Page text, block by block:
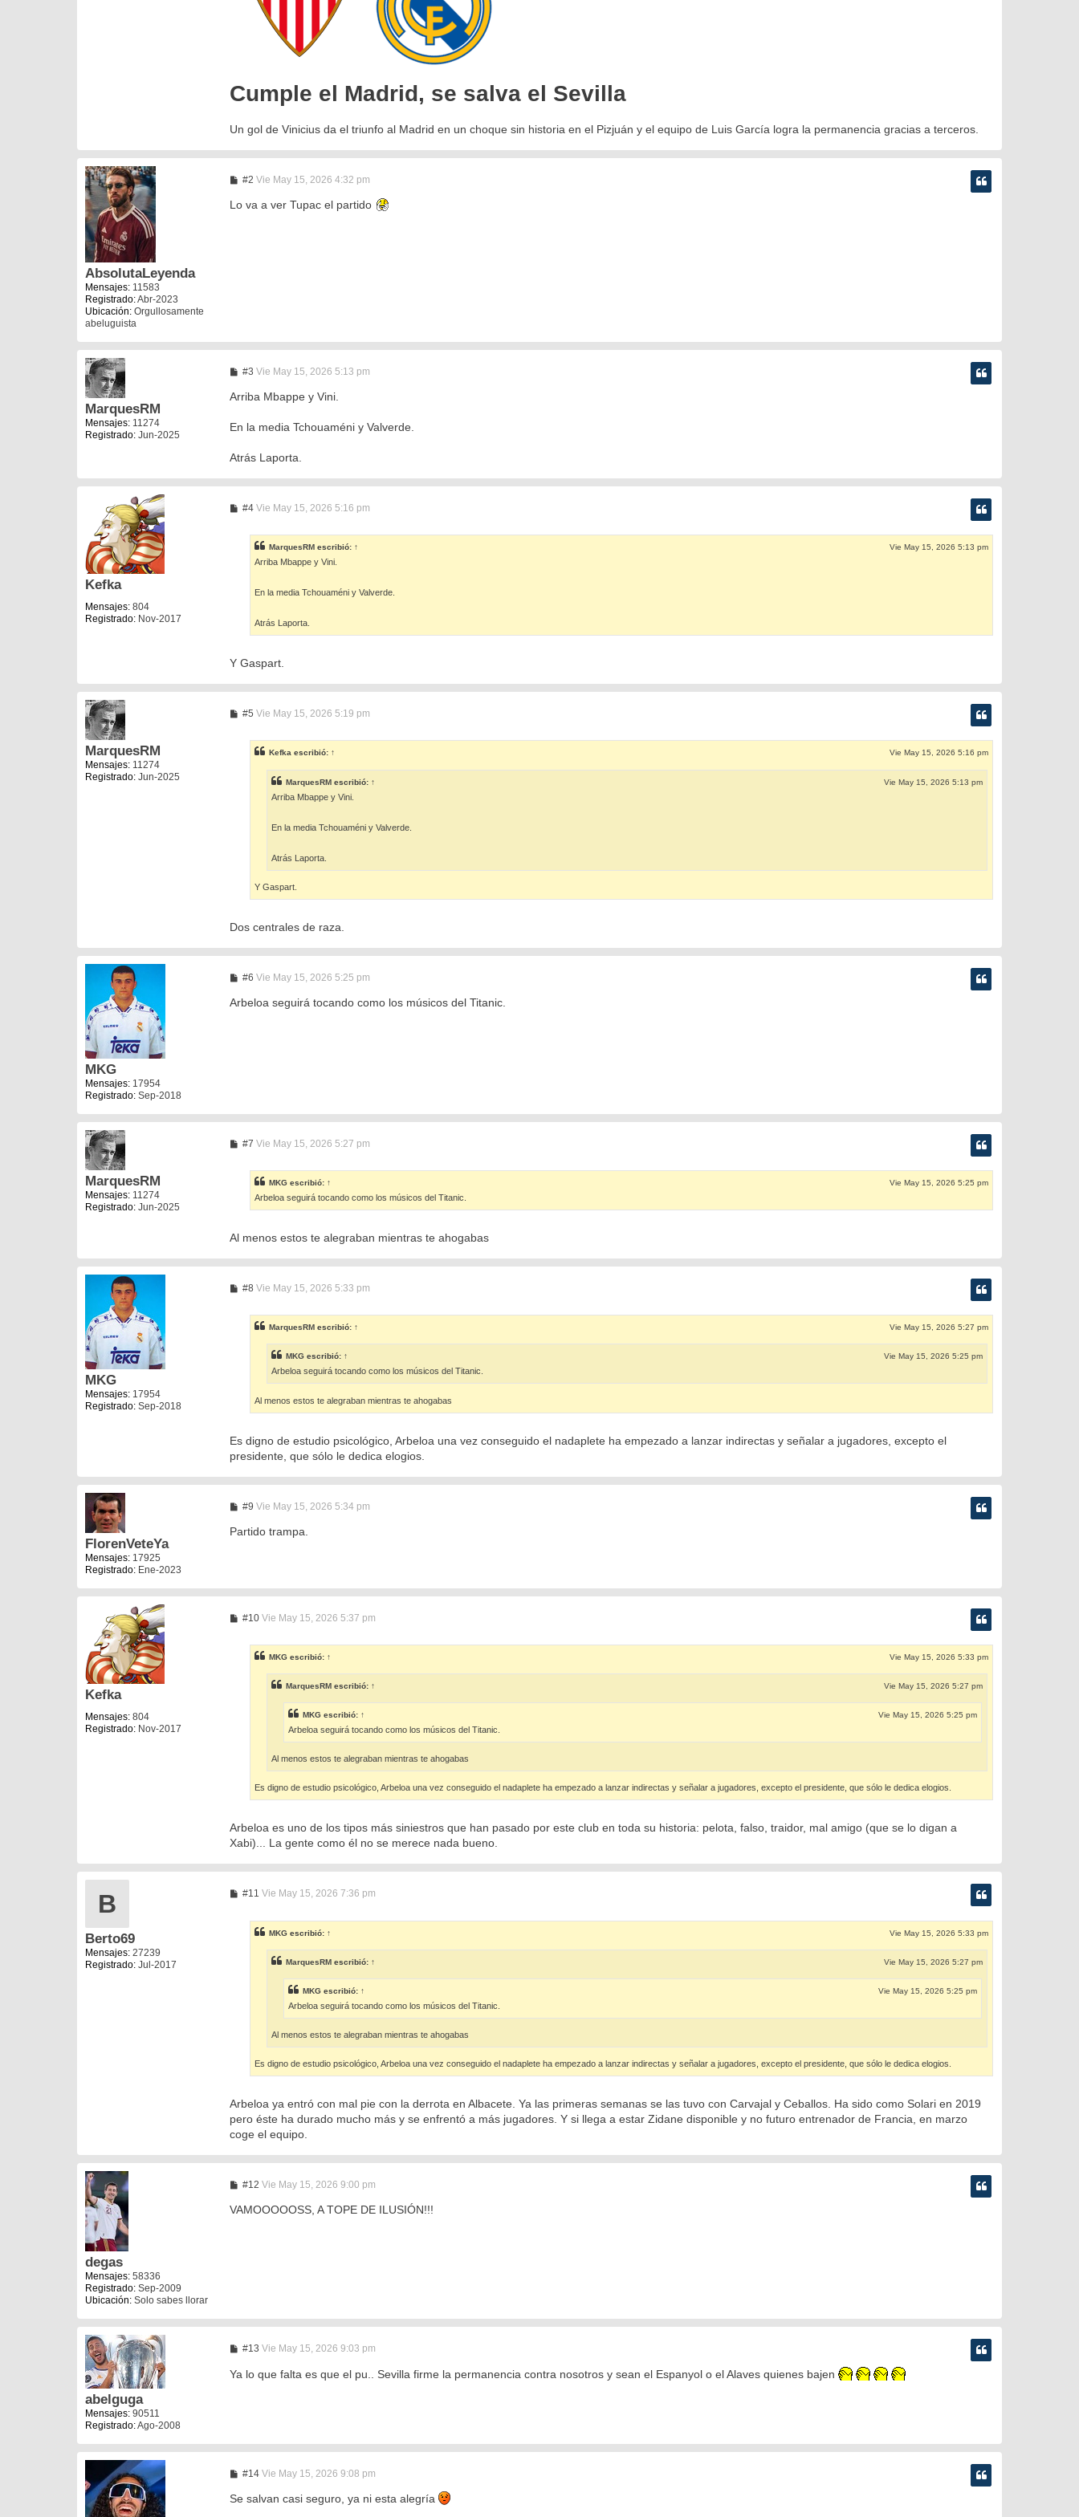
Cumple el Madrid, se salva el Sevilla
Un gol de Vinicius da el triunfo al Madrid en un choque sin historia en el Pizjuán y el equipo de Luis García logra la permanencia gracias a terceros.
AbsolutaLeyenda
Mensajes: 11583
Registrado:Abr-2023
Ubicación: Orgullosamente
abeluguista
#2M
n
Vie May 15, 2026 4:32 pm
Lo va a ver Tupac el partido
MarquesRM
Mensajes: 11274
Registrado: Jun-2025
#3M
n
j
Vie May 15, 2026 5:13 pm
Arriba Mbappe y Vini.
En la media Tchouaméni y Valverde.
Atrás Laporta.
Kefka
Mensajes: 804
Registrado: Nov-2017
#4M
s
a
j
Vie May 15, 2026 5:16 pm
MarquesRM escribió: ↑ Vie May 15, 2026 5:13 pm
Arriba Mbappe y Vini.
En la media Tchouaméni y Valverde.
Atrás Laporta.
Y Gaspart.
MarquesRM
Mensajes: 11274
Registrado: Jun-2025
#5M
s
a
Vie May 15, 2026 5:19 pm
Kefka escribió: ↑ Vie May 15, 2026 5:16 pm
MarquesRM escribió: ↑ Vie May 15, 2026 5:13 pm
Arriba Mbappe y Vini.
En la media Tchouaméni y Valverde.
Atrás Laporta.
Y Gaspart.
Dos centrales de raza.
MKG
Mensajes: 17954
Registrado: Sep-2018
#6M
n
s
Vie May 15, 2026 5:25 pm
Arbeloa seguirá tocando como los músicos del Titanic.
MarquesRM
Mensajes: 11274
Registrado: Jun-2025
#7M
s
a
j
e
Vie May 15, 2026 5:27 pm
MKG escribió: ↑ Vie May 15, 2026 5:25 pm
Arbeloa seguirá tocando como los músicos del Titanic.
Al menos estos te alegraban mientras te ahogabas
MKG
Mensajes: 17954
Registrado: Sep-2018
#8M
s
a
Vie May 15, 2026 5:33 pm
MarquesRM escribió: ↑ Vie May 15, 2026 5:27 pm
MKG escribió: ↑ Vie May 15, 2026 5:25 pm
Arbeloa seguirá tocando como los músicos del Titanic.
Al menos estos te alegraban mientras te ahogabas
Es digno de estudio psicológico, Arbeloa una vez conseguido el nadaplete ha empezado a lanzar indirectas y señalar a jugadores, excepto el
presidente, que sólo le dedica elogios.
FlorenVeteYa
Mensajes: 17925
Registrado: Ene-2023
#9M
n
s
Vie May 15, 2026 5:34 pm
Partido trampa.
Kefka
Mensajes: 804
Registrado: Nov-2017
#10M
s
a
Vie May 15, 2026 5:37 pm
MKG escribió: ↑ Vie May 15, 2026 5:33 pm
MarquesRM escribió: ↑ Vie May 15, 2026 5:27 pm
MKG escribió: ↑ Vie May 15, 2026 5:25 pm
Arbeloa seguirá tocando como los músicos del Titanic.
Al menos estos te alegraban mientras te ahogabas
Es digno de estudio psicológico, Arbeloa una vez conseguido el nadaplete ha empezado a lanzar indirectas y señalar a jugadores, excepto el presidente, que sólo le dedica elogios.
Arbeloa es uno de los tipos más siniestros que han pasado por este club en toda su historia: pelota, falso, traidor, mal amigo (que se lo digan a
Xabi)... La gente como él no se merece nada bueno.
B
Berto69
Mensajes: 27239
Registrado: Jul-2017
#11 M
s
a
Vie May 15, 2026 7:36 pm
MKG escribió: ↑ Vie May 15, 2026 5:33 pm
MarquesRM escribió: ↑ Vie May 15, 2026 5:27 pm
MKG escribió: ↑ Vie May 15, 2026 5:25 pm
Arbeloa seguirá tocando como los músicos del Titanic.
Al menos estos te alegraban mientras te ahogabas
Es digno de estudio psicológico, Arbeloa una vez conseguido el nadaplete ha empezado a lanzar indirectas y señalar a jugadores, excepto el presidente, que sólo le dedica elogios.
Arbeloa ya entró con mal pie con la derrota en Albacete. Ya las primeras semanas se las tuvo con Carvajal y Ceballos. Ha sido como Solari en 2019
pero éste ha durado mucho más y se enfrentó a más jugadores. Y si llega a estar Zidane disponible y no futuro entrenador de Francia, en marzo
coge el equipo.
degas
Mensajes: 58336
Registrado: Sep-2009
Ubicación: Solo sabes llorar
#12M
n
Vie May 15, 2026 9:00 pm
VAMOOOOOSS, A TOPE DE ILUSIÓN!!!
abelguga
Mensajes: 90511
Registrado:Ago-2008
#13M
n
s
Vie May 15, 2026 9:03 pm
Ya lo que falta es que el pu.. Sevilla firme la permanencia contra nosotros y sean el Espanyol o el Alaves quienes bajen
#14M
n
Vie May 15, 2026 9:08 pm
Se salvan casi seguro, ya ni esta alegría